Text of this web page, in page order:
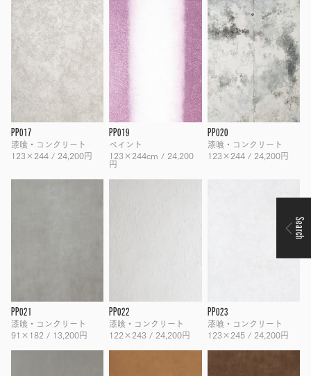
PP017
漆喰・コンクリート
123×244 / 24,200円
PP019
ペイント
123×244cm / 24,200
円
PP020
漆喰・コンクリート
123×244 / 24,200円
PP021
漆喰・コンクリート
91×182 / 13,200円
PP022
漆喰・コンクリート
122×243 / 24,200円
PP023
漆喰・コンクリート
123×245 / 24,200円
Search